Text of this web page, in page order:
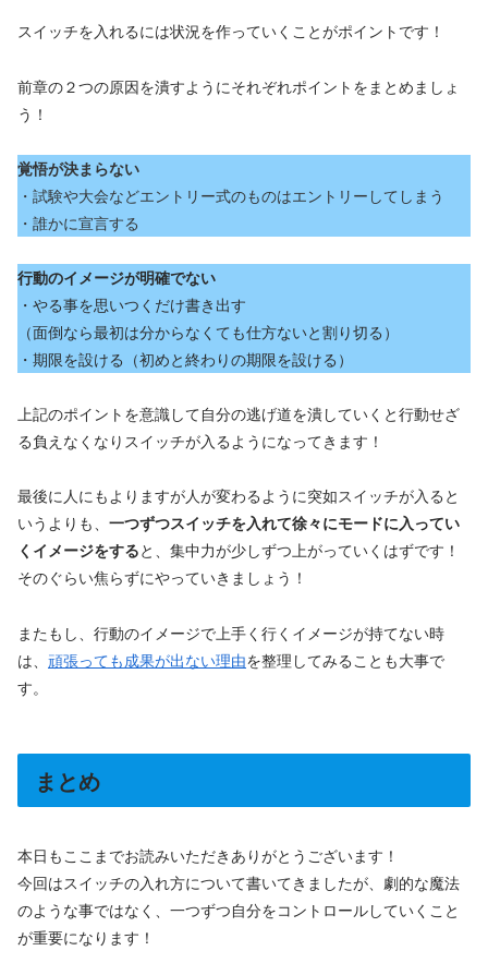
スイッチを入れるには状況を作っていくことがポイントです！
前章の２つの原因を潰すようにそれぞれポイントをまとめましょ
う！
覚悟が決まらない
・試験や大会などエントリー式のものはエントリーしてしまう
・誰かに宣言する
行動のイメージが明確でない
・やる事を思いつくだけ書き出す
（面倒なら最初は分からなくても仕方ないと割り切る）
・期限を設ける（初めと終わりの期限を設ける）
上記のポイントを意識して自分の逃げ道を潰していくと行動せざ
る負えなくなりスイッチが入るようになってきます！
最後に人にもよりますが人が変わるように突如スイッチが入ると
いうよりも、 一つずつスイッチを入れて徐々にモードに入ってい
くイメージをすると、集中力が少しずつ上がっていくはずです！
そのぐらい焦らずにやっていきましょう！
またもし、行動のイメージで上手く行くイメージが持てない時
は、 頑張っても成果が出ない理由を整理してみることも大事で
す。
まとめ
本日もここまでお読みいただきありがとうございます！
今回はスイッチの入れ方について書いてきましたが、劇的な魔法
のような事ではなく、一つずつ自分をコントロールしていくこと
が重要になります！